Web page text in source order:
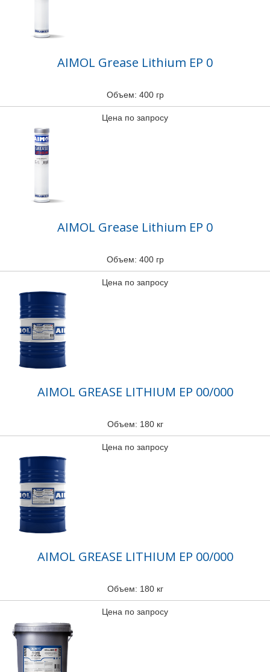
AIMOL Grease Lithium EP 0
Объем: 400 гр
Цена по запросу
AIMOL Grease Lithium EP 0
Объем: 400 гр
Цена по запросу
AIMOL GREASE LITHIUM EP 00/000
Объем: 180 кг
Цена по запросу
AIMOL GREASE LITHIUM EP 00/000
Объем: 180 кг
Цена по запросу